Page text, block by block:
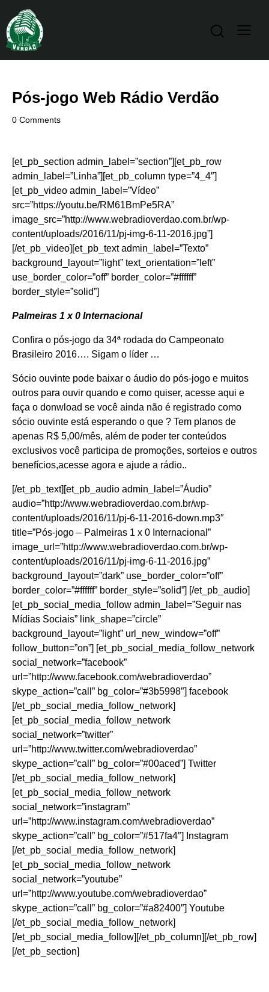
Pós-jogo Web Rádio Verdão
0 Comments
[et_pb_section admin_label=”section”][et_pb_row
admin_label=”Linha”][et_pb_column type=”4_4″]
[et_pb_video admin_label=”Vídeo”
src=”https://youtu.be/RM61BmPe5RA”
image_src=”http://www.webradioverdao.com.br/wp-
content/uploads/2016/11/pj-img-6-11-2016.jpg”]
[/et_pb_video][et_pb_text admin_label=”Texto”
background_layout=”light” text_orientation=”left”
use_border_color=”off” border_color=”#ffffff”
border_style=”solid”]
Palmeiras 1 x 0 Internacional
Confira o pós-jogo da 34ª rodada do Campeonato
Brasileiro 2016…. Sigam o líder …
Sócio ouvinte pode baixar o áudio do pós-jogo e muitos
outros para ouvir quando e como quiser, acesse aqui e
faça o donwload se você ainda não é registrado como
sócio ouvinte está esperando o que ? Tem planos de
apenas R$ 5,00/mês, além de poder ter conteúdos
exclusivos você participa de promoções, sorteios e outros
benefícios,acesse agora e ajude a rádio..
[/et_pb_text][et_pb_audio admin_label=”Áudio”
audio=”http://www.webradioverdao.com.br/wp-
content/uploads/2016/11/pj-6-11-2016-down.mp3″
title=”Pós-jogo – Palmeiras 1 x 0 Internacional”
image_url=”http://www.webradioverdao.com.br/wp-
content/uploads/2016/11/pj-img-6-11-2016.jpg”
background_layout=”dark” use_border_color=”off”
border_color=”#ffffff” border_style=”solid”] [/et_pb_audio]
[et_pb_social_media_follow admin_label=”Seguir nas
Mídias Sociais” link_shape=”circle”
background_layout=”light” url_new_window=”off”
follow_button=”on”] [et_pb_social_media_follow_network
social_network=”facebook”
url=”http://www.facebook.com/webradioverdao”
skype_action=”call” bg_color=”#3b5998″] facebook
[/et_pb_social_media_follow_network]
[et_pb_social_media_follow_network
social_network=”twitter”
url=”http://www.twitter.com/webradioverdao”
skype_action=”call” bg_color=”#00aced”] Twitter
[/et_pb_social_media_follow_network]
[et_pb_social_media_follow_network
social_network=”instagram”
url=”http://www.instagram.com/webradioverdao”
skype_action=”call” bg_color=”#517fa4″] Instagram
[/et_pb_social_media_follow_network]
[et_pb_social_media_follow_network
social_network=”youtube”
url=”http://www.youtube.com/webradioverdao”
skype_action=”call” bg_color=”#a82400″] Youtube
[/et_pb_social_media_follow_network]
[/et_pb_social_media_follow][/et_pb_column][/et_pb_row]
[/et_pb_section]